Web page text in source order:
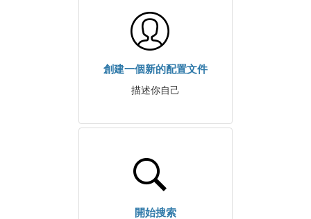
創建一個新的配置文件
描述你自己
開始搜索